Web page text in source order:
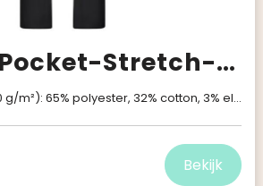
Men's 5-Pocket-Stretch-Pants
65% polyester, 32% cotton, 3% elastane
Bekijk